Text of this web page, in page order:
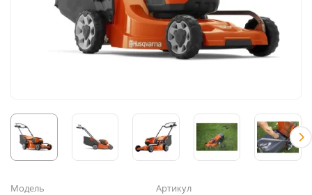
Модель Артикул